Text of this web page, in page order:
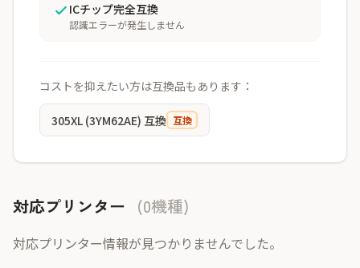
ICチップ完全互換
認識エラーが発生しません
コストを抑えたい方は互換品もあります：
305XL (3YM62AE) 互換 互換
対応プリンター (0機種)
対応プリンター情報が見つかりませんでした。